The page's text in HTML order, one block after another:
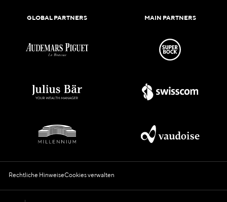
GLOBAL PARTNERS MAIN PARTNERS
Rechtliche HinweiseCookies verwalten